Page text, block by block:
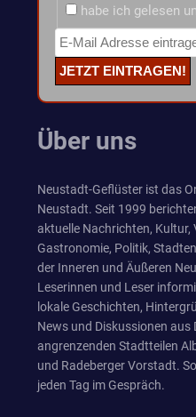
habe ich gelesen
Über uns
Neustadt-Geflüster ist das
Neustadt. Seit 1999
aktuelle Nachrichten, Kultur,
Gastronomie, Politik,
der Inneren und Äußeren
Leserinnen und Leser
lokale Geschichten,
News und Diskussionen
angrenzenden Stadtteilen
und Radeberger Vorstadt.
jeden Tag im Gespräch.